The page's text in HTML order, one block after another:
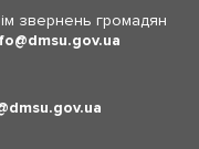
звернень громадян
dmsu.gov.ua
dmsu.gov.ua